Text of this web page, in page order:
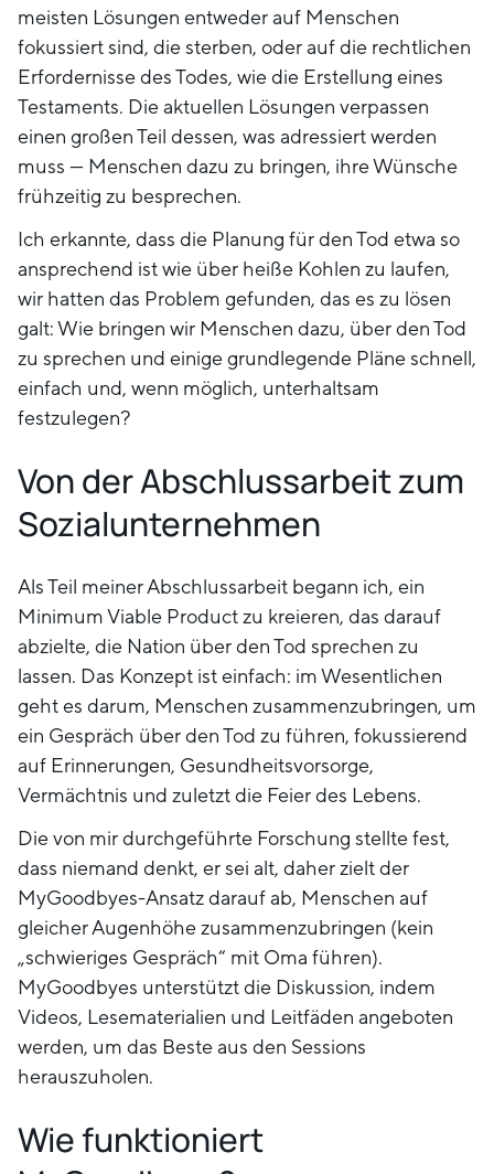
meisten Lösungen entweder auf Menschen
fokussiert sind, die sterben, oder auf die rechtlichen
Erfordernisse des Todes, wie die Erstellung eines
Testaments. Die aktuellen Lösungen verpassen
einen großen Teil dessen, was adressiert werden
muss — Menschen dazu zu bringen, ihre Wünsche
frühzeitig zu besprechen.
Ich erkannte, dass die Planung für den Tod etwa so
ansprechend ist wie über heiße Kohlen zu laufen,
wir hatten das Problem gefunden, das es zu lösen
galt: Wie bringen wir Menschen dazu, über den Tod
zu sprechen und einige grundlegende Pläne schnell,
einfach und, wenn möglich, unterhaltsam
festzulegen?
Von der Abschlussarbeit zum
Sozialunternehmen
Als Teil meiner Abschlussarbeit begann ich, ein
Minimum Viable Product zu kreieren, das darauf
abzielte, die Nation über den Tod sprechen zu
lassen. Das Konzept ist einfach: im Wesentlichen
geht es darum, Menschen zusammenzubringen, um
ein Gespräch über den Tod zu führen, fokussierend
auf Erinnerungen, Gesundheitsvorsorge,
Vermächtnis und zuletzt die Feier des Lebens.
Die von mir durchgeführte Forschung stellte fest,
dass niemand denkt, er sei alt, daher zielt der
MyGoodbyes-Ansatz darauf ab, Menschen auf
gleicher Augenhöhe zusammenzubringen (kein
„schwieriges Gespräch“ mit Oma führen).
MyGoodbyes unterstützt die Diskussion, indem
Videos, Lesematerialien und Leitfäden angeboten
werden, um das Beste aus den Sessions
herauszuholen.
Wie funktioniert